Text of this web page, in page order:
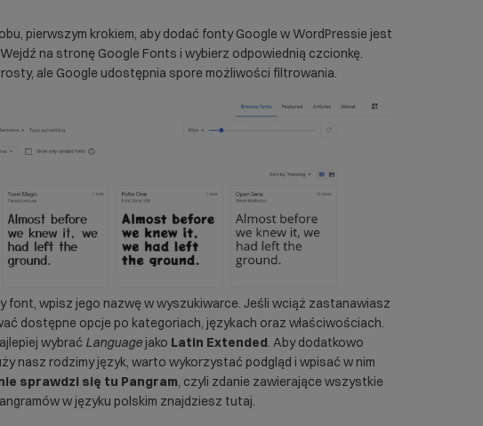
pierwszym krokiem, aby dodać fonty Google w WordPressie jest
Wejdź na stronę Google Fonts i wybierz odpowiednią czcionkę.
ale Google udostępnia spore możliwości filtrowania.
font, wpisz jego nazwę w wyszukiwarce. Jeśli wciąż zastanawiasz
dostępne opcje po kategoriach, językach oraz właściwościach.
wybrać Language jako Latin Extended. Aby dodatkowo
nasz rodzimy język, warto wykorzystać podgląd i wpisać w nim
sprawdzi się tu Pangram, czyli zdanie zawierające wszystkie
w języku polskim znajdziesz tutaj.